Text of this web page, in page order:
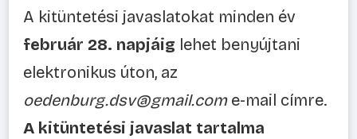
A kitüntetési javaslatokat minden év
február 28. napjáig lehet benyújtani
elektronikus úton, az
oedenburg.dsv@gmail.come-mail címre.
A kitüntetési javaslat tartalma